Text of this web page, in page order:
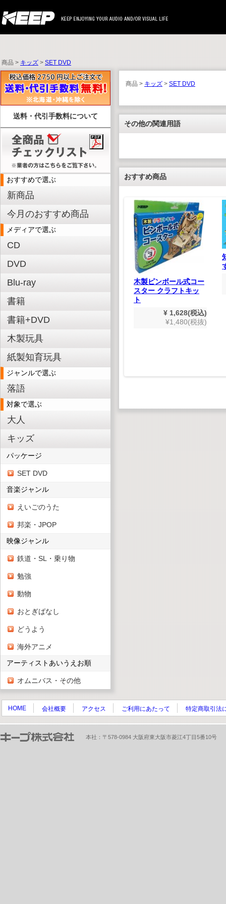
商品 >キッズ>SET DVD
送料・代引手数料について
おすすめで選ぶ
新商品
今月のおすすめ商品
メディアで選ぶ
CD
DVD
Blu-ray
書籍
書籍+DVD
木製玩具
紙製知育玩具
ジャンルで選ぶ
落語
対象で選ぶ
大人
キッズ
パッケージ
SET DVD
音楽ジャンル
えいごのうた
邦楽・JPOP
映像ジャンル
鉄道・SL・乗り物
勉強
動物
おとぎばなし
どうよう
海外アニメ
アーティストあいうえお順
オムニバス・その他
商品 > キッズ > SET DVD
その他の関連用語
おすすめ商品
(ハイ
税込)
¥ 550(税込)
¥500(税抜)
木製ピンボール式コー
スター クラフトキッ
ト
¥ 1,628(税込)
¥1,480(税抜)
HOME 会社概要 アクセス ご利用にあたって 特定商取引法
本社：〒578-0984 大阪府東大阪市菱江4丁目5番10号